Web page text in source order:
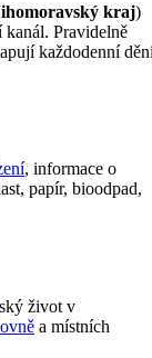
kraj)
Pravidelně
každodenní
, informace o
papír, bioodpad,
život v
a místních